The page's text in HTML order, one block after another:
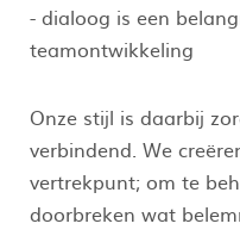
- dialoog is een
teamontwikkeling
Onze stijl is daarbij
verbindend. We
vertrekpunt; om te
doorbreken wat